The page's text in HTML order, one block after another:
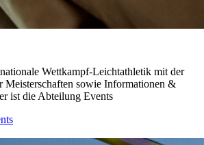
Wettkampf-Leichtathletik mit der
Meisterschaften sowie Informationen &
ist die Abteilung Events